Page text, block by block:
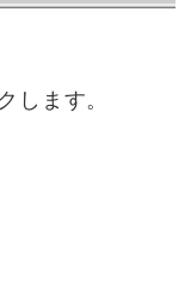
します。